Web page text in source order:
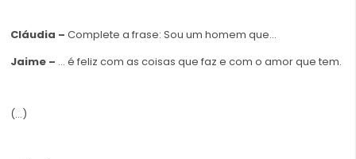
Cláudia – Complete a frase: Sou um homem que…
Jaime – … é feliz com as coisas que faz e com o amor que tem.
(…)